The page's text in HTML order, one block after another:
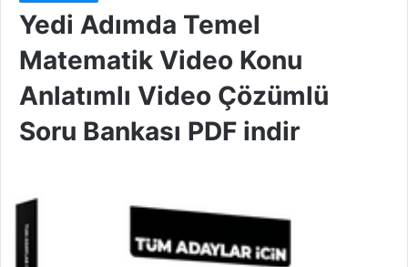
Yedi Adımda Temel
Matematik Video Konu
Anlatımlı Video Çözümlü
Soru Bankası PDF indir